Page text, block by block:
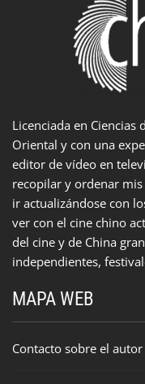
Licenciada en Ciencias
Oriental y con una
editor de vídeo en
recopilar y ordenar
ir actualizándose con
ver con el cine chino
del cine y de China
independientes,
MAPA WEB
Contacto sobre el autor